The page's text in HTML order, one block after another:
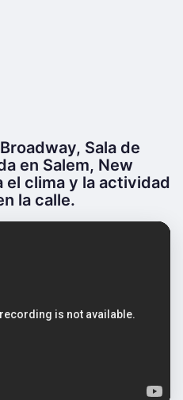
Sala de
en Salem, New
el clima y la actividad
la calle.